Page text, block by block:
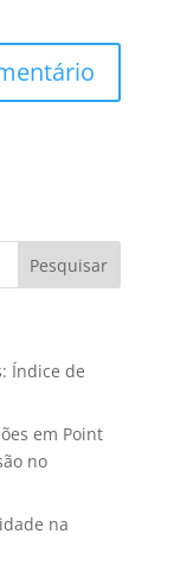
Pesquisar
Índice de
em Point
no
na